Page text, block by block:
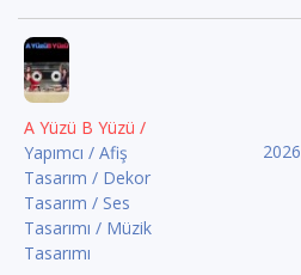
A Yüzü B Yüzü /
Yapımcı / Afiş
Tasarım / Dekor
Tasarım / Ses
Tasarımı / Müzik
Tasarımı
2026